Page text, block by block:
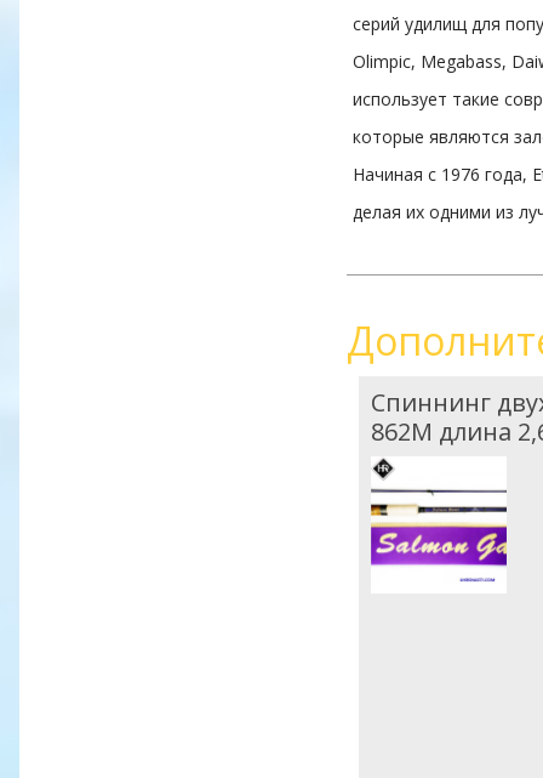
серий удилищ для
Olimpic, Megabass,
использует такие
которые являются
Начиная с 1976 года,
делая их одними из
Спиннинг
862M длина